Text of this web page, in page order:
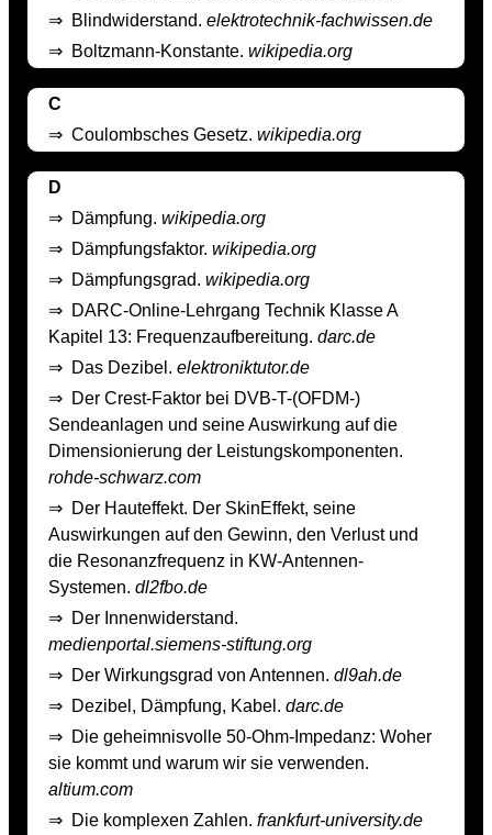
⇒ Blindwiderstand. elektrotechnik-fachwissen.de
⇒ Boltzmann-Konstante. wikipedia.org
C
⇒ Coulombsches Gesetz. wikipedia.org
D
⇒ Dämpfung. wikipedia.org
⇒ Dämpfungsfaktor. wikipedia.org
⇒ Dämpfungsgrad. wikipedia.org
⇒ DARC-Online-Lehrgang Technik Klasse A
Kapitel 13: Frequenzaufbereitung. darc.de
⇒ Das Dezibel. elektroniktutor.de
⇒ Der Crest-Faktor bei DVB-T-(OFDM-)
Sendeanlagen und seine Auswirkung auf die
Dimensionierung der Leistungskomponenten.
rohde-schwarz.com
⇒ Der Hauteffekt. Der Skin­Effekt, seine
Auswirkungen auf den Gewinn, den Verlust und
die Resonanzfrequenz in KW­-Antennen­-
Systemen. dl2fbo.de
⇒ Der Innenwiderstand.
medienportal.siemens-stiftung.org
⇒ Der Wirkungsgrad von Antennen. dl9ah.de
⇒ Dezibel, Dämpfung, Kabel. darc.de
⇒ Die geheimnisvolle 50-Ohm-Impedanz: Woher
sie kommt und warum wir sie verwenden.
altium.com
⇒ Die komplexen Zahlen. frankfurt-university.de